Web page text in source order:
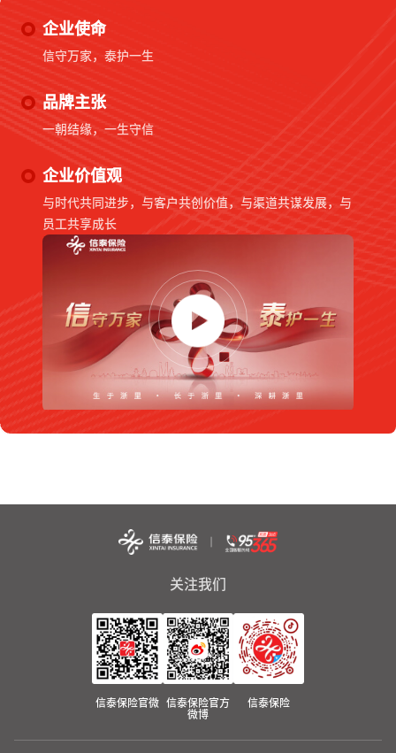
企业使命
信守万家，泰护一生
品牌主张
一朝结缘，一生守信
企业价值观
与时代共同进步，与客户共创价值，与渠道共谋发展，与
员工共享成长
关注我们
信泰保险官微
信泰保险官方
微博
信泰保险